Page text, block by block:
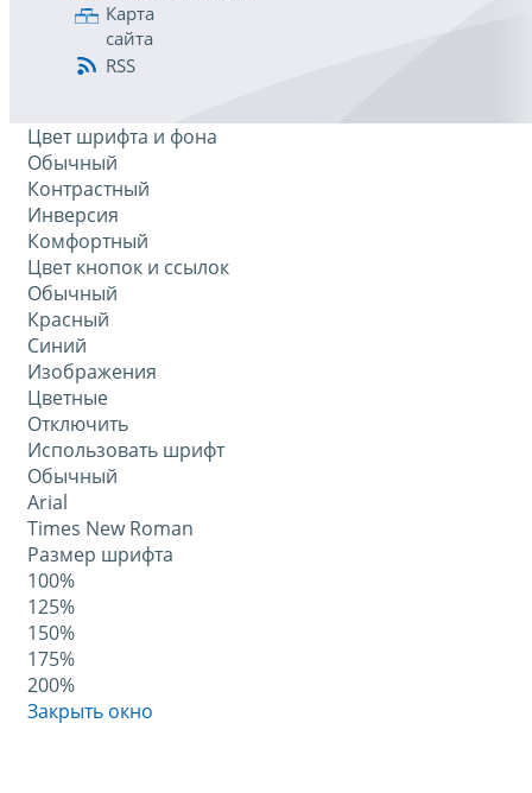
Карта
сайта
RSS
Цвет шрифта и фона
Обычный
Контрастный
Инверсия
Комфортный
Цвет кнопок и ссылок
Обычный
Красный
Синий
Изображения
Цветные
Отключить
Использовать шрифт
Обычный
Arial
Times New Roman
Размер шрифта
100%
125%
150%
175%
200%
Закрыть окно